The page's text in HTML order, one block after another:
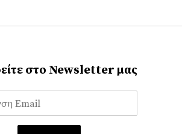
στο Newsletter μας